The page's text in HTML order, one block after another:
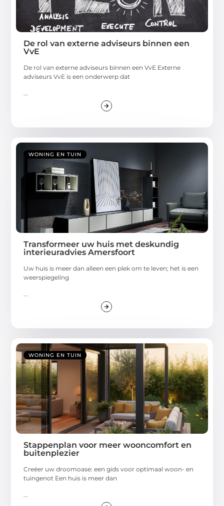
De rol van externe adviseurs binnen een
VvE
De rol van externe adviseurs binnen een VvE Externe
adviseurs VvE is een onderwerp dat
WONING EN TUIN
Transformeer uw huis met deskundig
interieuradvies Amersfoort
Uw huis is meer dan alleen een plek om te leven; het is een
weerspiegeling
WONING EN TUIN
Stappenplan voor meer wooncomfort en
buitenplezier
Creëer uw droomoase: een gids voor optimaal woon- en
tuingenot Een huis is meer dan